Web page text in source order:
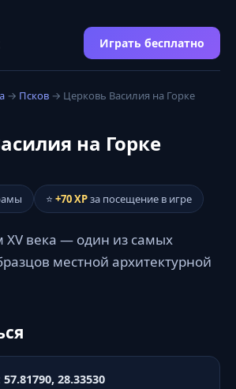
Играть бесплатно
→ Псков → Церковь Василия на Горке
на Горке
⭐ +70 XPза посещение в игре
XV века — один из самых
местной архитектурной
57.81790, 28.33530